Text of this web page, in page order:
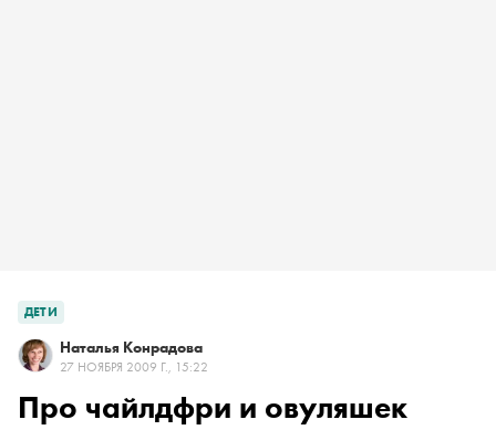
ДЕТИ
Наталья Конрадова
27 НОЯБРЯ 2009 Г., 15:22
Про чайлдфри и овуляшек